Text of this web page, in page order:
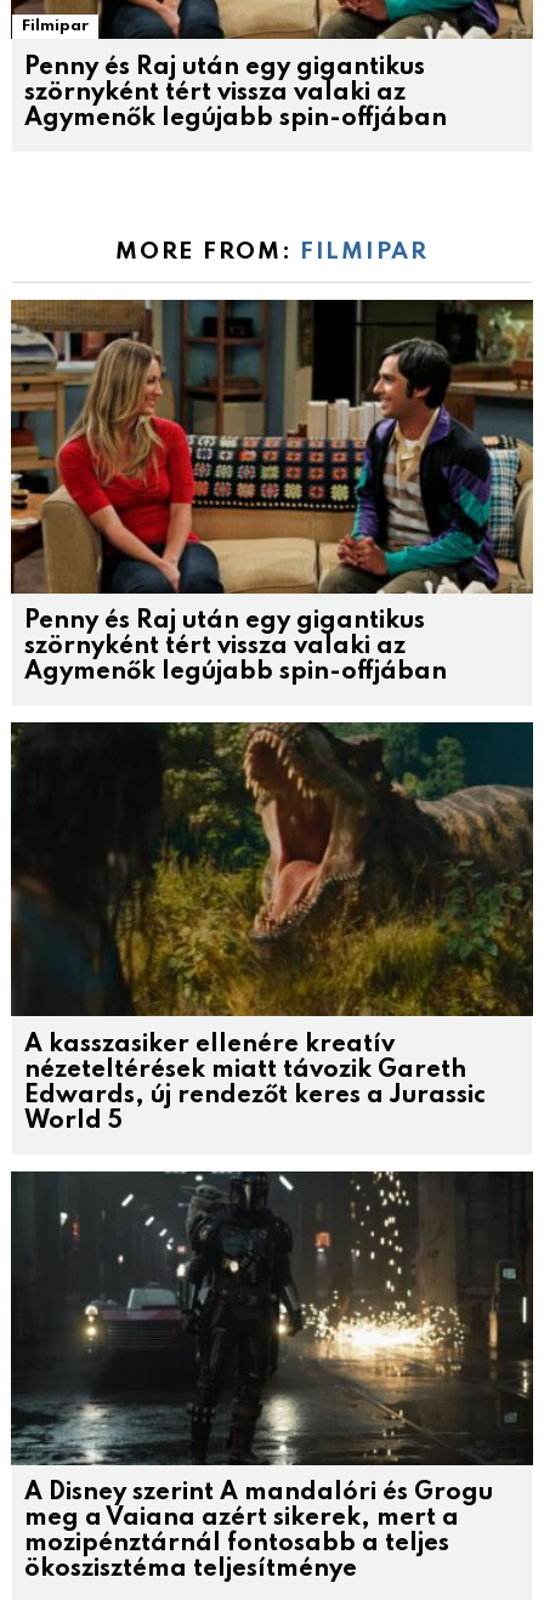
Filmipar
Penny és Raj után egy gigantikus
szörnyként tért vissza valaki az
Agymenők legújabb spin-offjában
MORE FROM: FILMIPAR
Penny és Raj után egy gigantikus
szörnyként tért vissza valaki az
Agymenők legújabb spin-offjában
A kasszasiker ellenére kreatív
nézeteltérések miatt távozik Gareth
Edwards, új rendezőt keres a Jurassic
World 5
A Disney szerint A mandalóri és Grogu
meg a Vaiana azért sikerek, mert a
mozipénztárnál fontosabb a teljes
ökoszisztéma teljesítménye